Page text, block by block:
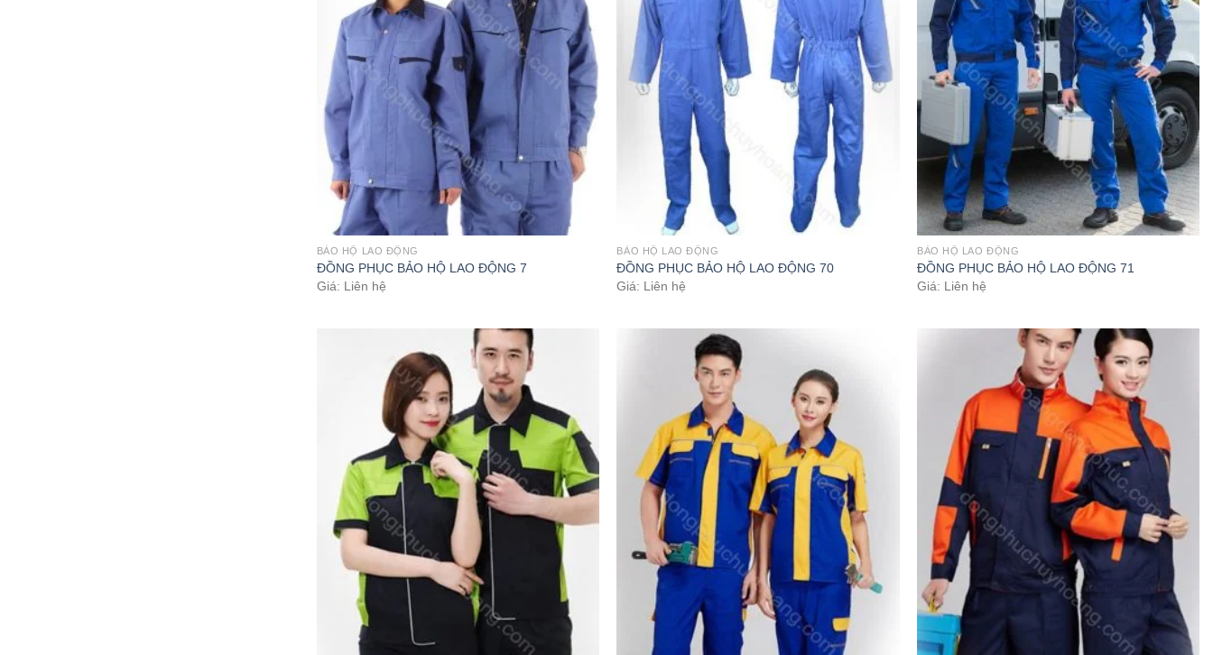
BẢO HỘ LAO ĐỘNG
ĐỒNG PHỤC BẢO HỘ LAO ĐỘNG 7
Giá: Liên hệ
BẢO HỘ LAO ĐỘNG
ĐỒNG PHỤC BẢO HỘ LAO ĐỘNG 70
Giá: Liên hệ
BẢO HỘ LAO ĐỘNG
ĐỒNG PHỤC BẢO HỘ LAO ĐỘNG 71
Giá: Liên hệ